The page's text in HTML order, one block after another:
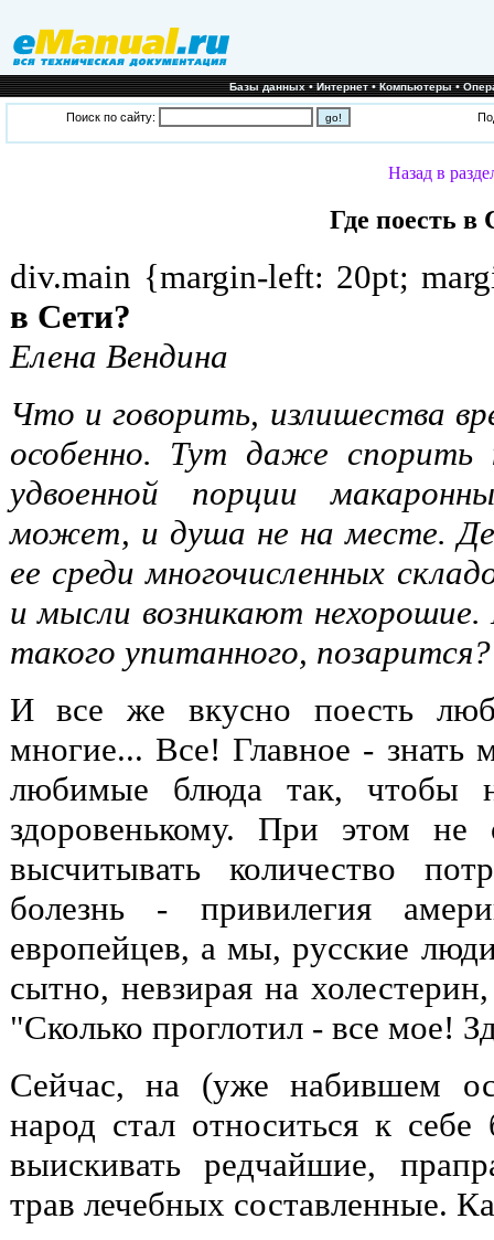
Базы данных•Интернет•Компьютеры•
Поиск по сайту:
Назад в
Где поесть в
div.main {margin-left: 20pt;
в Сети?
Елена Вендина
Что и говорить, излишества
особенно. Тут даже
удвоенной порции
может, и душа не на месте.
ее среди многочисленных
и мысли возникают
такого упитанного,
И все же вкусно поесть
многие... Все! Главное - знать
любимые блюда так, чтобы
здоровенькому. При этом не
высчитывать количество
болезнь - привилегия
европейцев, а мы, русские
сытно, невзирая на
"Сколько проглотил - все мое!
Сейчас, на (уже набившем
народ стал относиться к
выискивать редчайшие,
трав лечебных составленные.